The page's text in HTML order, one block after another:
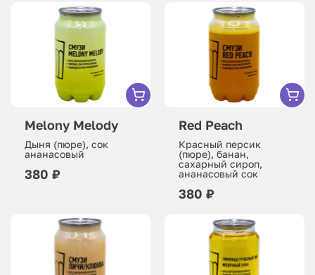
Melony Melody
Дыня (пюре), сок
ананасовый
380 ₽
Red Peach
Красный персик
(пюре), банан,
сахарный сироп,
ананасовый сок
380 ₽